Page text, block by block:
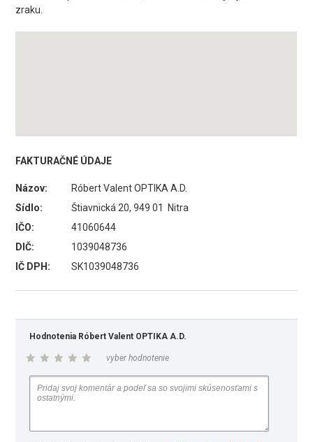
zraku.
FAKTURAČNÉ ÚDAJE
Názov:
Róbert Valent OPTIKA A.D.
Sídlo:
Štiavnická 20, 949 01 Nitra
IČO:
41060644
DIČ:
1039048736
IČ DPH:
SK1039048736
Hodnotenia Róbert Valent OPTIKA A.D.
vyber hodnotenie